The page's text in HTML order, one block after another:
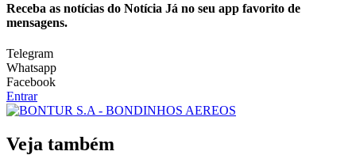
Receba as notícias do Notícia Já no seu app favorito de
mensagens.
Telegram
Whatsapp
Facebook
Entrar
Veja também